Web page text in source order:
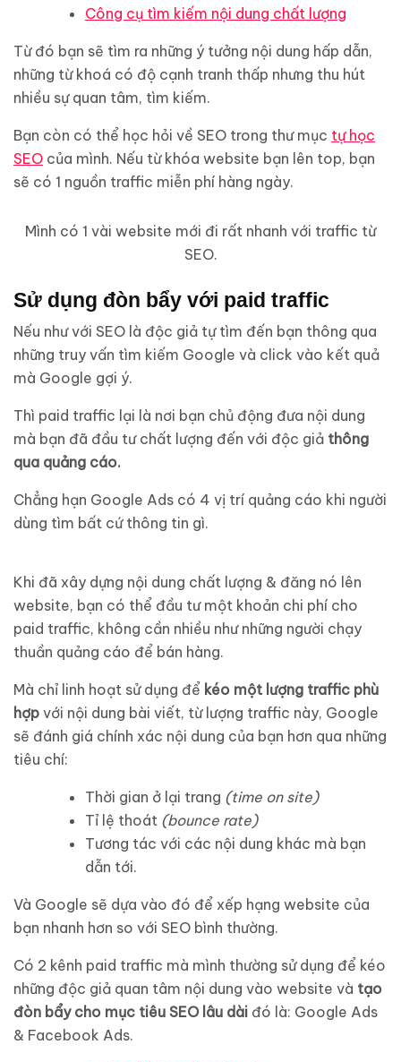
Công cụ tìm kiếm nội dung chất lượng
Từ đó bạn sẽ tìm ra những ý tưởng nội dung hấp dẫn,
những từ khoá có độ cạnh tranh thấp nhưng thu hút
nhiều sự quan tâm, tìm kiếm.
Bạn còn có thể học hỏi về SEO trong thư mục tự học
SEO của mình. Nếu từ khóa website bạn lên top, bạn
sẽ có 1 nguồn traffic miễn phí hàng ngày.
Mình có 1 vài website mới đi rất nhanh với traffic từ
SEO.
Sử dụng đòn bẩy với paid traffic
Nếu như với SEO là độc giả tự tìm đến bạn thông qua
những truy vấn tìm kiếm Google và click vào kết quả
mà Google gợi ý.
Thì paid traffic lại là nơi bạn chủ động đưa nội dung
mà bạn đã đầu tư chất lượng đến với độc giả thông
qua quảng cáo.
Chẳng hạn Google Ads có 4 vị trí quảng cáo khi người
dùng tìm bất cứ thông tin gì.
Khi đã xây dựng nội dung chất lượng & đăng nó lên
website, bạn có thể đầu tư một khoản chi phí cho
paid traffic, không cần nhiều như những người chạy
thuần quảng cáo để bán hàng.
Mà chỉ linh hoạt sử dụng để kéo một lượng traffic phù
hợp với nội dung bài viết, từ lượng traffic này, Google
sẽ đánh giá chính xác nội dung của bạn hơn qua những
tiêu chí:
Thời gian ở lại trang (time on site)
Tỉ lệ thoát (bounce rate)
Tương tác với các nội dung khác mà bạn
dẫn tới.
Và Google sẽ dựa vào đó để xếp hạng website của
bạn nhanh hơn so với SEO bình thường.
Có 2 kênh paid traffic mà mình thường sử dụng để kéo
những độc giả quan tâm nội dung vào website và tạo
đòn bẩy cho mục tiêu SEO lâu dài đó là: Google Ads
& Facebook Ads.